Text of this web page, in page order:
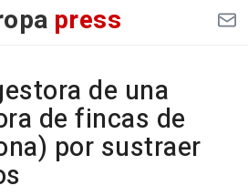
press
de una
de fincas de
por sustraer